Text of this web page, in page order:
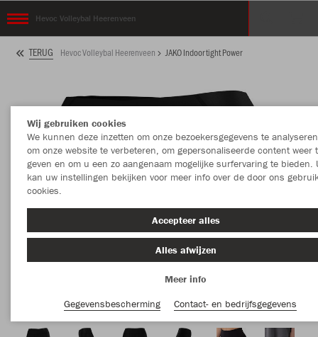
Hevoc Volleybal Heerenveen
TERUG Hevoc Volleybal Heerenveen JAKO Indoor tight Power
Wij gebruiken cookies
We kunnen deze inzetten om onze bezoekersgegevens te
om onze website te verbeteren, om gepersonaliseerde content weer
geven en om u een zo aangenaam mogelijke surfervaring te bieden.
kan uw instellingen bekijken voor meer info over de door ons
cookies.
Accepteer alles
Alles afwijzen
Meer info
Gegevensbescherming
Contact- en bedrijfsgegevens